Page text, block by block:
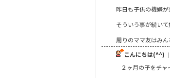
昨日も子供の機嫌
そういう事が続い
周りのママ友はみ
こんにちは(^^)
２ヶ月の子をチ